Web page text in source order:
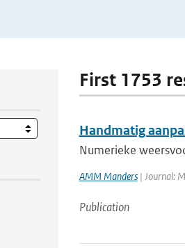
First 1753
Handmatig
Numerieke
AMM Manders| Journal:
Publication